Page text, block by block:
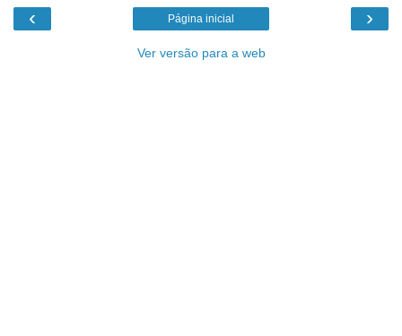
‹ ›
Página inicial
Ver versão para a web